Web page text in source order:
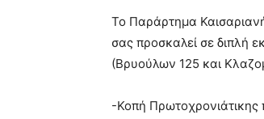
blonde
lesbians
very
hot
show.desi
Το Παράρτημα
σας προσκαλεί σε διπλή
(Βρυούλων 125 και
-Κοπή Πρωτοχρονιάτικης